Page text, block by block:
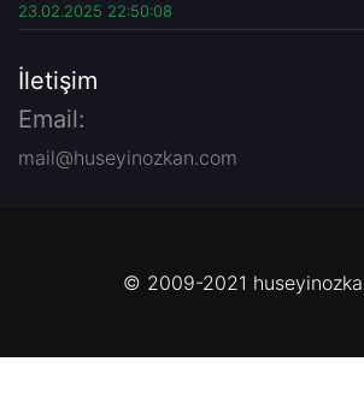
23.02.2025 22:50:08
İletişim
Email:
mail@huseyinozkan.com
© 2009-2021